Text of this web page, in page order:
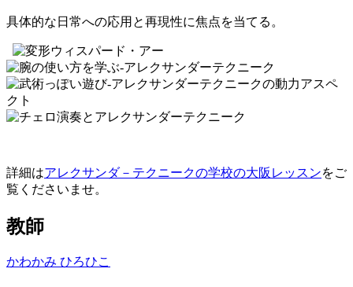
具体的な日常への応用と再現性に焦点を当てる。
詳細はアレクサンダ－テクニークの学校の大阪レッスンをご
覧くださいませ。
教師
かわかみ ひろひこ